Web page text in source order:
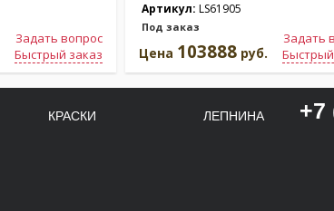
Задать вопрос
Быстрый заказ
Артикул: LS61905
Под заказ
Задать
Цена 103888 руб.
КРАСКИ ЛЕПНИНА +7